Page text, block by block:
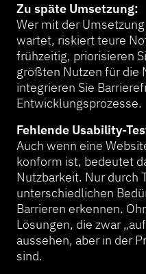
Zu späte Umsetzung:
Wer mit der
wartet, riskiert teure
frühzeitig, priorisieren
größten Nutzen für die
integrieren Sie
Entwicklungsprozesse.
Fehlende Usability-
Auch wenn eine
konform ist, bedeutet
Nutzbarkeit. Nur durch
unterschiedlichen
Barrieren erkennen.
Lösungen, die zwar
aussehen, aber in der
sind.